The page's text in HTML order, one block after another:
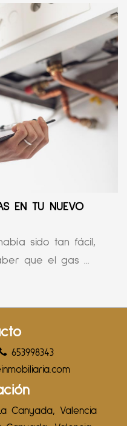
EN TU NUEVO
sido tan fácil,
que el gas ...
653998343
Canyada, Valencia